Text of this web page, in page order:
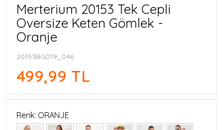
Merterium 20153 Tek Cepli
Oversize Keten Gömlek -
Oranje
20153BGD19_046
499,99 TL
Renk: ORANJE